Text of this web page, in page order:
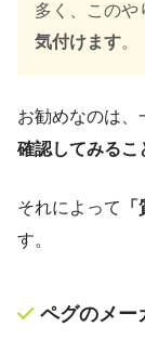
多く、このや
気付けます。
お勧めなのは、
確認してみるこ
それによって
す。
ペグのメー